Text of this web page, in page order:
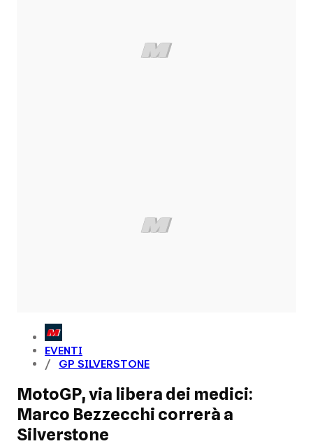
EVENTI
GP SILVERSTONE
MotoGP, via libera dei medici:
Marco Bezzecchi correrà a
Silverstone